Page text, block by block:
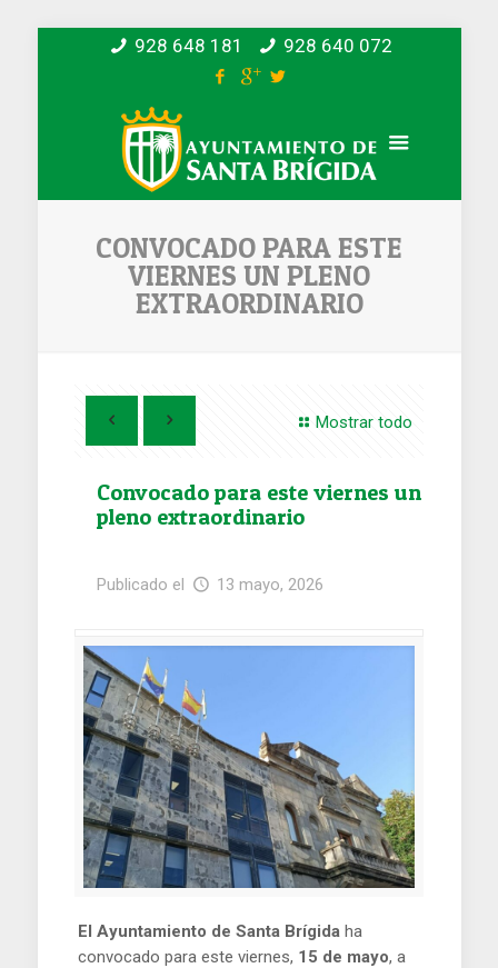
928 648 181 928 640 072
CONVOCADO PARA ESTE
VIERNES UN PLENO
EXTRAORDINARIO
Mostrar todo
Convocado para este viernes un
pleno extraordinario
Publicado el 13 mayo, 2026
El Ayuntamiento de Santa Brígidaha
convocado para este viernes, 15 de mayo, a